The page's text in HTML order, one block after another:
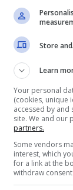
e habilidades
um diferencial
é essencial.
Store
Learn
Your personal
(cookies, unique
accessed by
site. We and our
partners.
Some vendors
interest, which
for a link at the
withdraw